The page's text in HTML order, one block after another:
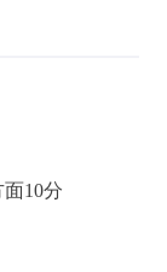
10分